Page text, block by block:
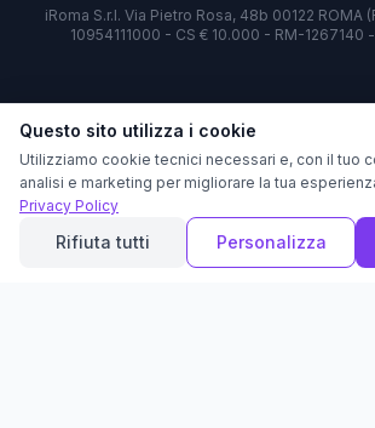
Questo sito utilizza i cookie
Utilizziamo cookie tecnici necessari e, con il tuo
analisi e marketing per migliorare la tua
Privacy Policy
Rifiuta tutti Personalizza
iRoma S.r.l. Via Pietro Rosa, 48b 00122 ROMA
10954111000 - CS € 10.000 - RM-1267140